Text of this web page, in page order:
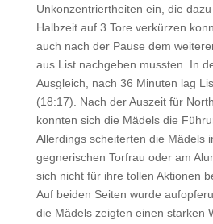
Unkonzentriertheiten ein, die
Halbzeit auf 3 Tore verkürzen
auch nach der Pause dem
aus List nachgeben mussten. In
Ausgleich, nach 36 Minuten lag
(18:17). Nach der Auszeit für
konnten sich die Mädels die
Allerdings scheiterten die Mädels
gegnerischen Torfrau oder am
sich nicht für ihre tollen Aktionen
Auf beiden Seiten wurde
die Mädels zeigten einen starken